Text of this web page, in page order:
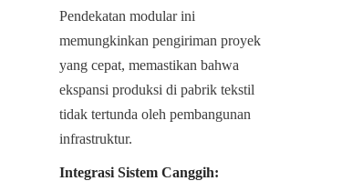
Pendekatan modular ini
memungkinkan pengiriman proyek
yang cepat, memastikan bahwa
ekspansi produksi di pabrik tekstil
tidak tertunda oleh pembangunan
infrastruktur.
Integrasi Sistem Canggih: